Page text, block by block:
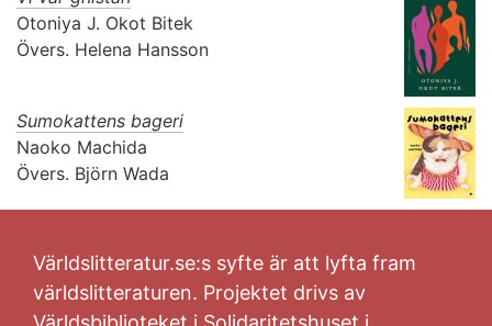
Otoniya J. Okot Bitek
Övers. Helena Hansson
Sumokattens bageri
Naoko Machida
Övers. Björn Wada
Världslitteratur.se:s syfte är att lyfta fram
världslitteraturen. Projektet drivs av